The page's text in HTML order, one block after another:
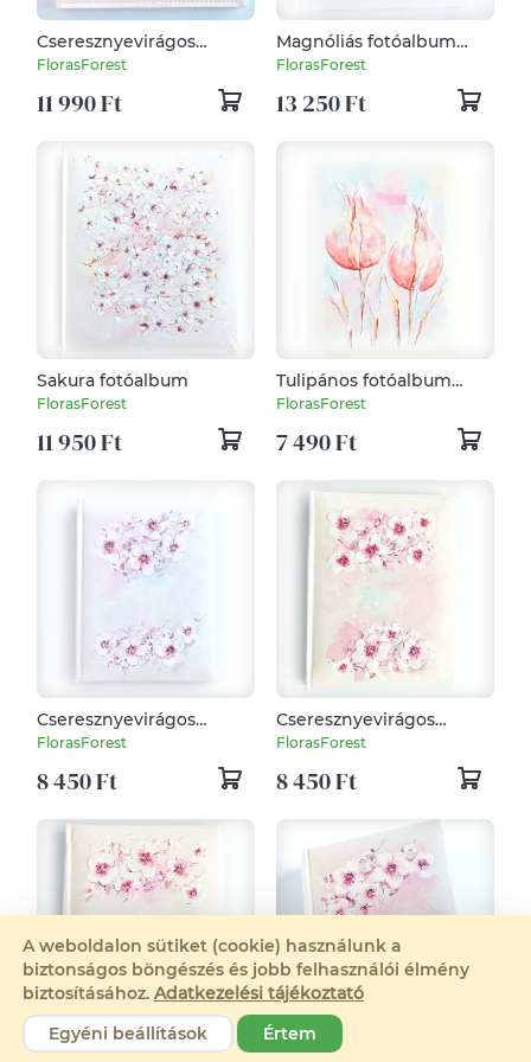
Cseresznyevirágos
fotóalbum (26 x 26 cm)
FlorasForest
11 990 Ft
Magnóliás fotóalbum
30x33 cm
FlorasForest
13 250 Ft
Sakura fotóalbum
FlorasForest
11 950 Ft
Tulipános fotóalbum
13x18 cm-es fotóknak
FlorasForest
7 490 Ft
Cseresznyevirágos
fotóalbum 13x18 cm-es
FlorasForest
8 450 Ft
Cseresznyevirágos
fotóalbum 13x18 cm-es
FlorasForest
8 450 Ft
Cseresznyevirágos Cseresznyevirágos
A weboldalon sütiket (cookie) használunk a
biztonságos böngészés és jobb felhasználói élmény
biztosításához. Adatkezelési tájékoztató
Egyéni beállítások
Értem